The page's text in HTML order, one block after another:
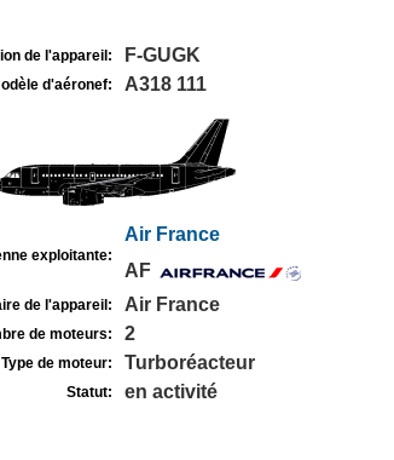
de l'appareil: F-GUGK
d'aéronef: A318 111
exploitante:
Air France
AF
de l'appareil: Air France
de moteurs: 2
Type de moteur: Turboréacteur
Statut: en activité